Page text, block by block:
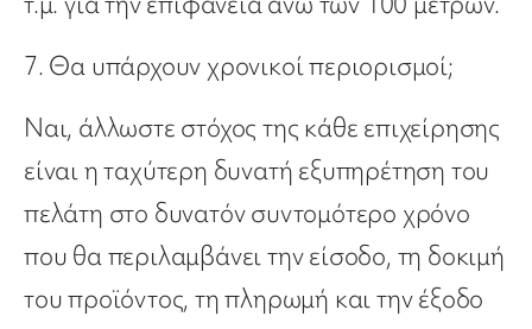
7. Θα υπάρχουν χρονικοί περιορισμοί;
Ναι, άλλωστε στόχος της κάθε επιχείρησης
είναι η ταχύτερη δυνατή εξυπηρέτηση του
πελάτη στο δυνατόν συντομότερο χρόνο
που θα περιλαμβάνει την είσοδο, τη δοκιμή
του προϊόντος, τη πληρωμή και την έξοδο